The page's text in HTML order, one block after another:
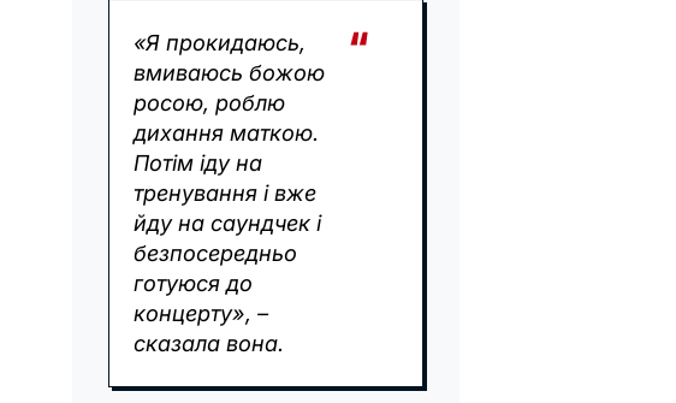
«Я прокидаюсь,
вмиваюсь божою
росою, роблю
дихання маткою.
Потім іду на
тренування і вже
йду на саундчек і
безпосередньо
готуюся до
концерту», –
сказала вона.